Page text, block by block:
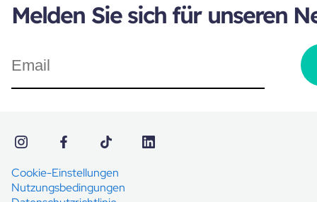
Melden Sie sich für unseren
Cookie-Einstellungen
Nutzungsbedingungen